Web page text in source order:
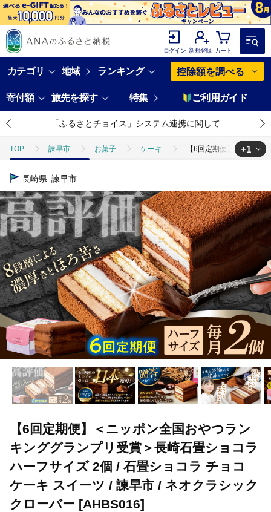
ログイン 新規登録 カート
カテゴリ 地域 ランキング 控除額を調べる
寄付額 旅先を探す 特集 ご利用ガイド
「ふるさとチョイス」システム連携に関して
TOP 諫早市 お菓子 ケーキ 【6回定期便】＜ニッポ
TOP
+1
長崎県 諫早市
【6回定期便】＜ニッポン全国おやつラン
キンググランプリ受賞＞長崎石畳ショコラ
ハーフサイズ 2個 / 石畳ショコラ チョコ
ケーキ スイーツ / 諫早市 / ネオクラシック
クローバー [AHBS016]